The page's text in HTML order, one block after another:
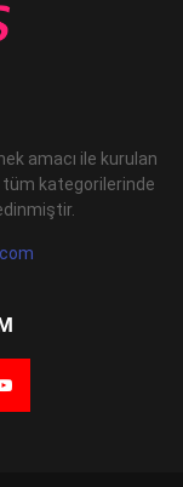
amacı ile kurulan
tüm kategorilerinde